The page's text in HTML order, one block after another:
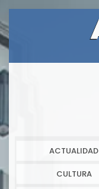
ACTUALIDAD
CULTURA